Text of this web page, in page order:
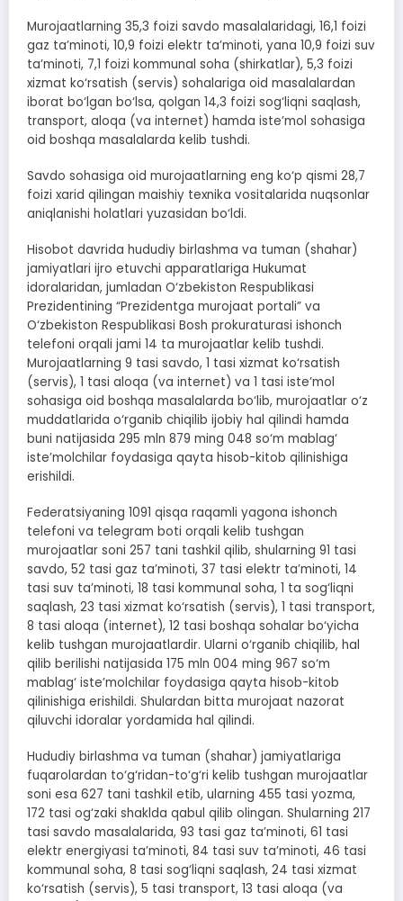
Murojaatlarning 35,3 foizi savdo masalalaridagi, 16,1 foizi
gaz ta’minoti, 10,9 foizi elektr ta’minoti, yana 10,9 foizi suv
ta’minoti, 7,1 foizi kommunal soha (shirkatlar), 5,3 foizi
xizmat ko‘rsatish (servis) sohalariga oid masalalardan
iborat bo‘lgan bo‘lsa, qolgan 14,3 foizi sog‘liqni saqlash,
transport, aloqa (va internet) hamda iste’mol sohasiga
oid boshqa masalalarda kelib tushdi.
Savdo sohasiga oid murojaatlarning eng ko‘p qismi 28,7
foizi xarid qilingan maishiy texnika vositalarida nuqsonlar
aniqlanishi holatlari yuzasidan bo‘ldi.
Hisobot davrida hududiy birlashma va tuman (shahar)
jamiyatlari ijro etuvchi apparatlariga Hukumat
idoralaridan, jumladan O‘zbekiston Respublikasi
Prezidentining “Prezidentga murojaat portali” va
O‘zbekiston Respublikasi Bosh prokuraturasi ishonch
telefoni orqali jami 14 ta murojaatlar kelib tushdi.
Murojaatlarning 9 tasi savdo, 1 tasi xizmat ko‘rsatish
(servis), 1 tasi aloqa (va internet) va 1 tasi iste’mol
sohasiga oid boshqa masalalarda bo‘lib, murojaatlar o‘z
muddatlarida o‘rganib chiqilib ijobiy hal qilindi hamda
buni natijasida 295 mln 879 ming 048 so‘m mablag‘
iste’molchilar foydasiga qayta hisob-kitob qilinishiga
erishildi.
Federatsiyaning 1091 qisqa raqamli yagona ishonch
telefoni va telegram boti orqali kelib tushgan
murojaatlar soni 257 tani tashkil qilib, shularning 91 tasi
savdo, 52 tasi gaz ta’minoti, 37 tasi elektr ta’minoti, 14
tasi suv ta’minoti, 18 tasi kommunal soha, 1 ta sog‘liqni
saqlash, 23 tasi xizmat ko‘rsatish (servis), 1 tasi transport,
8 tasi aloqa (internet), 12 tasi boshqa sohalar bo‘yicha
kelib tushgan murojaatlardir. Ularni o‘rganib chiqilib, hal
qilib berilishi natijasida 175 mln 004 ming 967 so‘m
mablag‘ iste’molchilar foydasiga qayta hisob-kitob
qilinishiga erishildi. Shulardan bitta murojaat nazorat
qiluvchi idoralar yordamida hal qilindi.
Hududiy birlashma va tuman (shahar) jamiyatlariga
fuqarolardan to‘g‘ridan-to‘g‘ri kelib tushgan murojaatlar
soni esa 627 tani tashkil etib, ularning 455 tasi yozma,
172 tasi og‘zaki shaklda qabul qilib olingan. Shularning 217
tasi savdo masalalarida, 93 tasi gaz ta’minoti, 61 tasi
elektr energiyasi ta’minoti, 84 tasi suv ta’minoti, 46 tasi
kommunal soha, 8 tasi sog‘liqni saqlash, 24 tasi xizmat
ko‘rsatish (servis), 5 tasi transport, 13 tasi aloqa (va